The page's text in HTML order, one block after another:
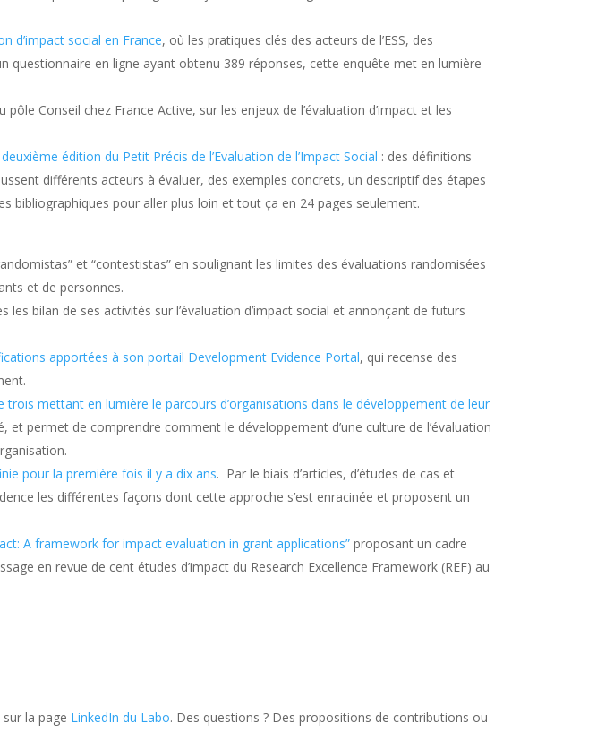
d’impact social en France, où les pratiques clés des acteurs de l’ESS, des
en ligne ayant obtenu 389 réponses, cette enquête met en lumière
Conseil chez France Active, sur les enjeux de l’évaluation d’impact et les
deuxième édition du Petit Précis de l’Evaluation de l’Impact Social : des définitions
différents acteurs à évaluer, des exemples concrets, un descriptif des étapes
bibliographiques pour aller plus loin et tout ça en 24 pages seulement.
et “contestistas” en soulignant les limites des évaluations randomisées
et de personnes.
les bilan de ses activités sur l’évaluation d’impact social et annonçant de futurs
apportées à son portail Development Evidence Portal, qui recense des
trois mettant en lumière le parcours d’organisations dans le développement de leur
et permet de comprendre comment le développement d’une culture de l’évaluation
pour la première fois il y a dix ans. Par le biais d’articles, d’études de cas et
les différentes façons dont cette approche s’est enracinée et proposent un
A framework for impact evaluation in grant applications” proposant un cadre
en revue de cent études d’impact du Research Excellence Framework (REF) au
la page LinkedIn du Labo. Des questions ? Des propositions de contributions ou